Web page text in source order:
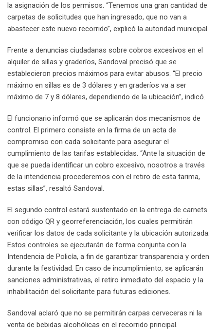
la asignación de los permisos. “Tenemos una gran cantidad de
carpetas de solicitudes que han ingresado, que no van a
abastecer este nuevo recorrido”, explicó la autoridad municipal.
Frente a denuncias ciudadanas sobre cobros excesivos en el
alquiler de sillas y graderíos, Sandoval precisó que se
establecieron precios máximos para evitar abusos. “El precio
máximo en sillas es de 3 dólares y en graderíos va a ser
máximo de 7 y 8 dólares, dependiendo de la ubicación”, indicó.
El funcionario informó que se aplicarán dos mecanismos de
control. El primero consiste en la firma de un acta de
compromiso con cada solicitante para asegurar el
cumplimiento de las tarifas establecidas. “Ante la situación de
que se pueda identificar un cobro excesivo, nosotros a través
de la intendencia procederemos con el retiro de esta tarima,
estas sillas”, resaltó Sandoval.
El segundo control estará sustentado en la entrega de carnets
con código QR y georreferenciación, los cuales permitirán
verificar los datos de cada solicitante y la ubicación autorizada.
Estos controles se ejecutarán de forma conjunta con la
Intendencia de Policía, a fin de garantizar transparencia y orden
durante la festividad. En caso de incumplimiento, se aplicarán
sanciones administrativas, el retiro inmediato del espacio y la
inhabilitación del solicitante para futuras ediciones.
Sandoval aclaró que no se permitirán carpas cerveceras ni la
venta de bebidas alcohólicas en el recorrido principal.